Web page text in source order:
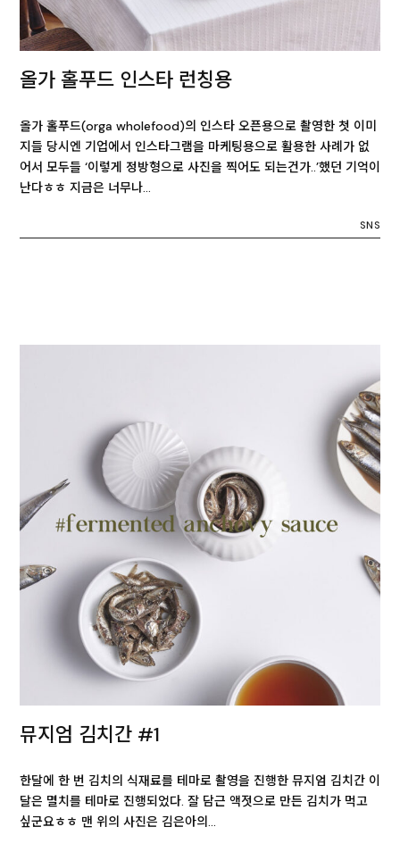
올가 홀푸드 인스타 런칭용
올가 홀푸드(orga wholefood)의 인스타 오픈용으로 촬영한 첫 이미
지들 당시엔 기업에서 인스타그램을 마케팅용으로 활용한 사례가 없
어서 모두들 ‘이렇게 정방형으로 사진을 찍어도 되는건가..’했던 기억이
난다ㅎㅎ 지금은 너무나…
SNS
뮤지엄 김치간 #1
한달에 한 번 김치의 식재료를 테마로 촬영을 진행한 뮤지엄 김치간 이
달은 멸치를 테마로 진행되었다. 잘 담근 액젓으로 만든 김치가 먹고
싶군요ㅎㅎ 맨 위의 사진은 김은아의…